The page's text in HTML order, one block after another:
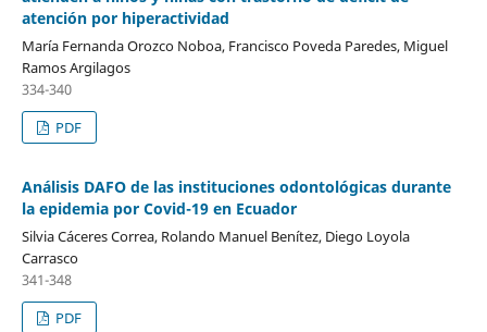
atención por hiperactividad
María Fernanda Orozco Noboa, Francisco Poveda Paredes, Miguel
Ramos Argilagos
334-340
PDF
Análisis DAFO de las instituciones odontológicas durante
la epidemia por Covid-19 en Ecuador
Silvia Cáceres Correa, Rolando Manuel Benítez, Diego Loyola
Carrasco
341-348
PDF